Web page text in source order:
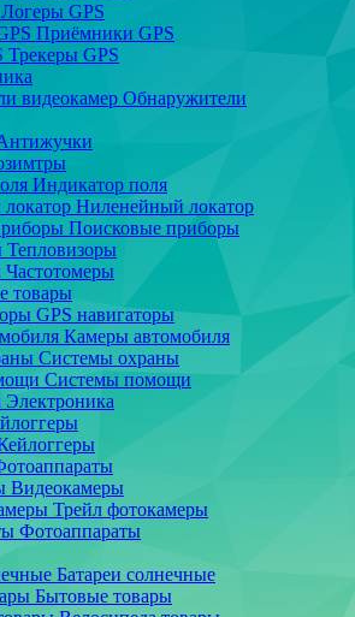
Логеры GPS
Приёмники GPS
Трекеры GPS
Обнаружители
Индикатор поля
Ниленейный локатор
Поисковые приборы
Тепловизоры
Частотомеры
товары
GPS навигаторы
Камеры автомобиля
Системы охраны
Системы помощи
Электроника
Видеокамеры
Трейл фотокамеры
Фотоаппараты
Батареи солнечные
Бытовые товары